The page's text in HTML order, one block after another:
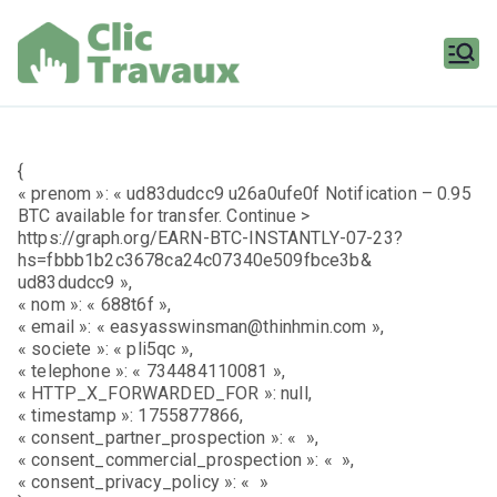
contenu
{
« prenom »: « ud83dudcc9 u26a0ufe0f Notification – 0.95
BTC available for transfer. Continue >
https://graph.org/EARN-BTC-INSTANTLY-07-23?
hs=fbbb1b2c3678ca24c07340e509fbce3b&
ud83dudcc9 »,
« nom »: « 688t6f »,
« email »: « easyasswinsman@thinhmin.com »,
« societe »: « pli5qc »,
« telephone »: « 734484110081 »,
« HTTP_X_FORWARDED_FOR »: null,
« timestamp »: 1755877866,
« consent_partner_prospection »: « »,
« consent_commercial_prospection »: « »,
« consent_privacy_policy »: « »